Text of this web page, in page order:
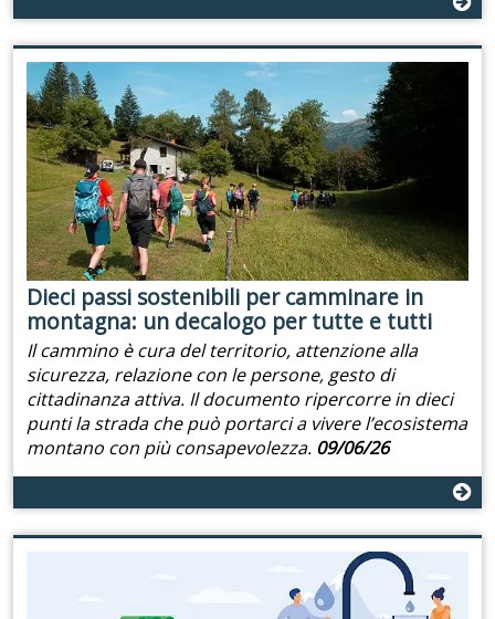
Dieci passi sostenibili per camminare in
montagna: un decalogo per tutte e tutti
Il cammino è cura del territorio, attenzione alla
sicurezza, relazione con le persone, gesto di
cittadinanza attiva. Il documento ripercorre in dieci
punti la strada che può portarci a vivere l’ecosistema
montano con più consapevolezza. 09/06/26